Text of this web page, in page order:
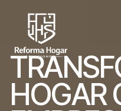
TRANSF
HOGAR